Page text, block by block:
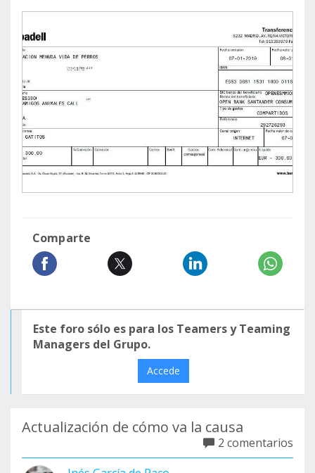
Comparte
Este foro sólo es para los Teamers y Teaming
Managers del Grupo.
Accede
Actualización de cómo va la causa
2 comentarios